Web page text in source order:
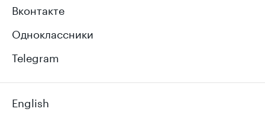
Вконтакте
Одноклассники
Telegram
English